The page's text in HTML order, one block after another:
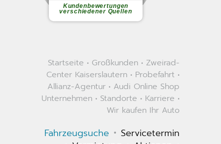
Startseite • Großkunden • Zweirad-
Center Kaiserslautern • Probefahrt •
Allianz-Agentur • Audi Online Shop
Unternehmen • Standorte • Karriere •
Wir kaufen Ihr Auto
Fahrzeugsuche • Servicetermin